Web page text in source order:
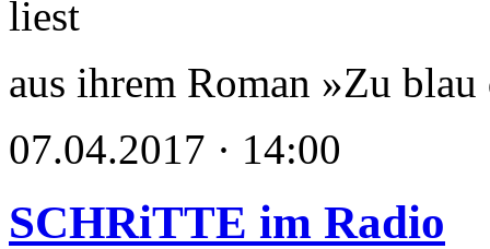
aus ihrem Roman »Zu
07.04.2017 · 14:00
SCHRiTTE im Radio